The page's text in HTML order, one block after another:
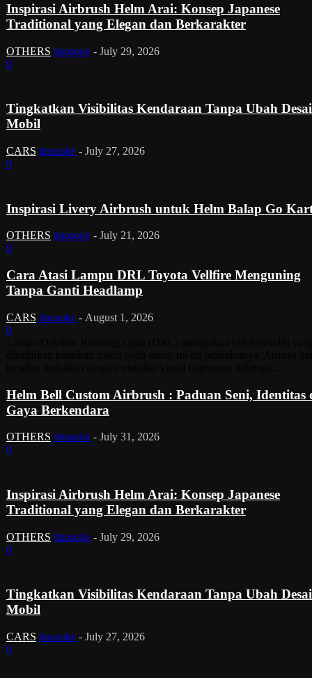
Inspirasi Airbrush Helm Arai: Konsep Japanese
Traditional yang Elegan dan Berkarakter
OTHERS tinusoke - July 29, 2026
0
Tingkatkan Visibilitas Kendaraan Tanpa Ubah
Mobil
CARS tinusoke - July 27, 2026
0
Inspirasi Livery Airbrush untuk Helm Balap Go
OTHERS tinusoke - July 21, 2026
0
Cara Atasi Lampu DRL Toyota Vellfire Menguning
Tanpa Ganti Headlamp
CARS tinusoke - August 1, 2026
0
Helm Bell Custom Airbrush : Paduan Seni, Identitas
Gaya Berkendara
OTHERS tinusoke - July 31, 2026
0
Inspirasi Airbrush Helm Arai: Konsep Japanese
Traditional yang Elegan dan Berkarakter
OTHERS tinusoke - July 29, 2026
0
Tingkatkan Visibilitas Kendaraan Tanpa Ubah
Mobil
CARS tinusoke - July 27, 2026
0